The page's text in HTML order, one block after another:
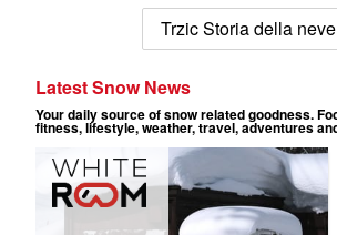
Trzic Storia della neve